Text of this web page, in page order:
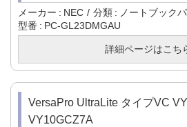
メーカー NEC 分類
ノートブック
型番
PC-GL23DMGAU
詳細ページはこち
VersaPro UltraLite タイプVC
VY10GCZ7A